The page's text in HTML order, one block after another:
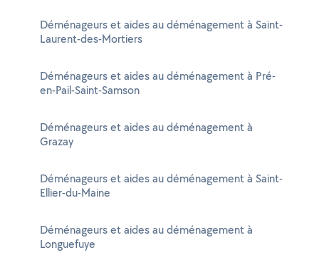
Déménageurs et aides au déménagement à Saint-
Laurent-des-Mortiers
Déménageurs et aides au déménagement à Pré-
en-Pail-Saint-Samson
Déménageurs et aides au déménagement à
Grazay
Déménageurs et aides au déménagement à Saint-
Ellier-du-Maine
Déménageurs et aides au déménagement à
Longuefuye